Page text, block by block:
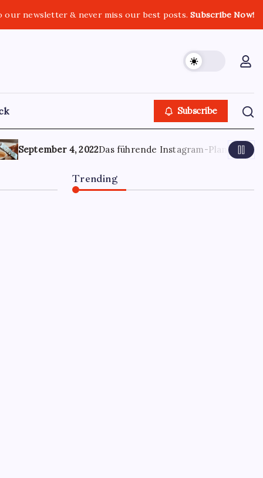
our newsletter & never miss our best posts.Subscribe Now!
Subscribe
4, 2022Das führende Instagram-Planer- und Stories-
Trending